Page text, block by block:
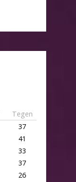
Tegen
37
41
33
37
26